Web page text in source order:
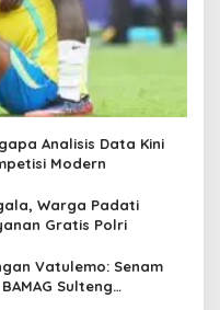
Analisis Data Kini
Modern
Warga Padati
Gratis Polri
Vatulemo: Senam
Sulteng